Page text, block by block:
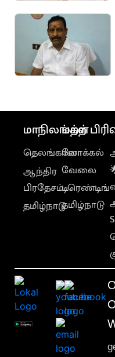
மாநிலங்கள்
தெலங்கானா
ஆந்திர
பிரதேசம்
தமிழ்நாடு
மற்ற
லோக்கல்
வேலை
டிரெண்டிங்
தமிழ்நாடு